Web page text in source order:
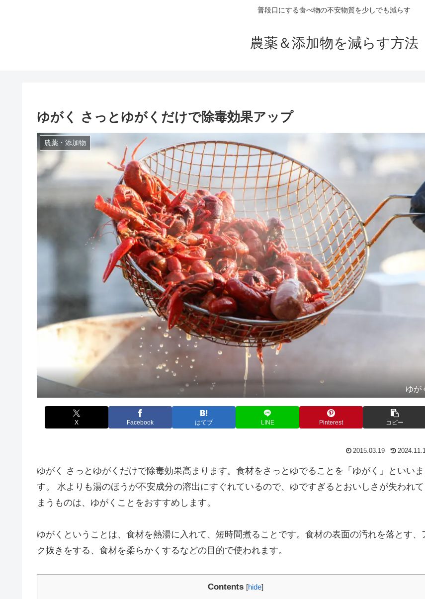
普段口にする食べ物の不安物質を少しでも減らす
農薬＆添加物を減らす方法
ゆがく さっとゆがくだけで除毒効果アップ
農薬・添加物
ゆが
X Facebook はてブ LINE Pinterest コピー
2015.03.19
ゆがく さっとゆがくだけで除毒効果高まります。食材をさっとゆでることを「ゆがく」といいま
す。 水よりも湯のほうが不安成分の溶出にすぐれているので、ゆですぎるとおいしさが失われて
まうものは、ゆがくことをおすすめします。
ゆがくということは、食材を熱湯に入れて、短時間煮ることです。食材の表面の汚れを落とす、
ク抜きをする、食材を柔らかくするなどの目的で使われます。
Contents [hide]